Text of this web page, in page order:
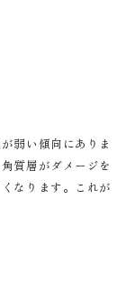
弱い傾向にありま
質層がダメージを
なります。これが